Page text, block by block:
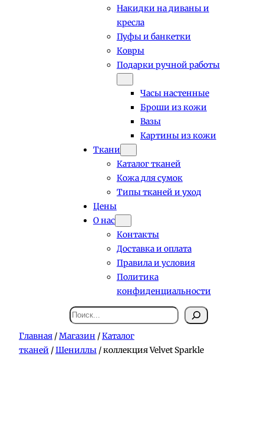
Накидки на диваны и
кресла
Пуфы и банкетки
Ковры
Подарки ручной работы
Часы настенные
Броши из кожи
Вазы
Картины из кожи
Ткани
Каталог тканей
Кожа для сумок
Типы тканей и уход
Цены
О нас
Контакты
Доставка и оплата
Правила и условия
Политика
конфиденциальности
Поиск
Главная /Магазин /Каталог
тканей /Шениллы / коллекция Velvet Sparkle